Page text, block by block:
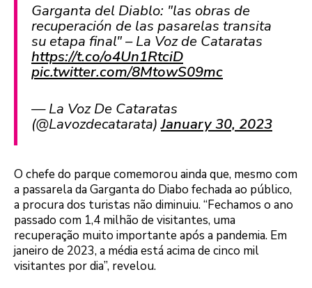
Garganta del Diablo: "las obras de
recuperación de las pasarelas transita
su etapa final" – La Voz de Cataratas
https://t.co/o4Un1RtciD
pic.twitter.com/8MtowS09mc
— La Voz De Cataratas
(@Lavozdecatarata)January 30, 2023
O chefe do parque comemorou ainda que, mesmo com
a passarela da Garganta do Diabo fechada ao público,
a procura dos turistas não diminuiu. “Fechamos o ano
passado com 1,4 milhão de visitantes, uma
recuperação muito importante após a pandemia. Em
janeiro de 2023, a média está acima de cinco mil
visitantes por dia”, revelou.